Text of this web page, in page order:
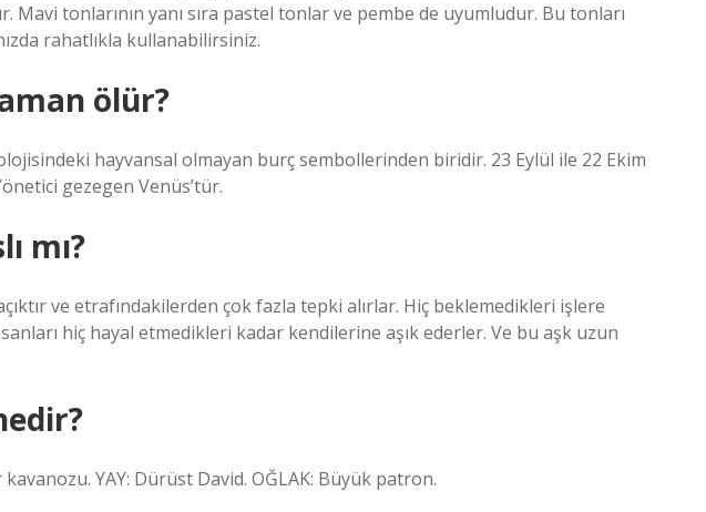
Mavi tonlarının yanı sıra pastel tonlar ve pembe de uyumludur. Bu tonları
rahatlıkla kullanabilirsiniz.
ölür?
hayvansal olmayan burç sembollerinden biridir. 23 Eylül ile 22 Ekim
gezegen Venüs’tür.
mı?
ve etrafındakilerden çok fazla tepki alırlar. Hiç beklemedikleri işlere
hiç hayal etmedikleri kadar kendilerine aşık ederler. Ve bu aşk uzun
kavanozu. YAY: Dürüst David. OĞLAK: Büyük patron.